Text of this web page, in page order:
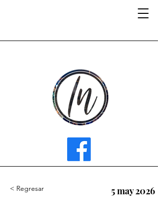
< Regresar 5 may 2026